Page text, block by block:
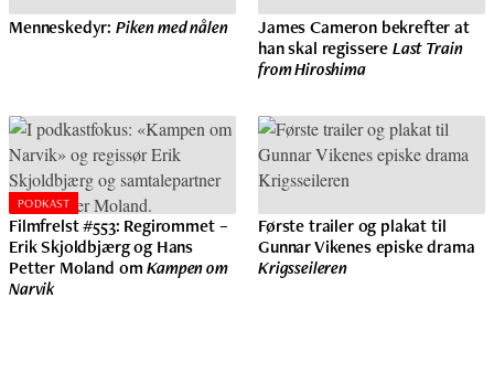
Menneskedyr: Piken med nålen
James Cameron bekrefter at
han skal regissereLast Train
from Hiroshima
PODKAST
Filmfrelst #553: Regirommet –
Erik Skjoldbjærg og Hans
Petter Moland omKampen om
Narvik
Første trailer og plakat til
Gunnar Vikenes episke drama
Krigsseileren